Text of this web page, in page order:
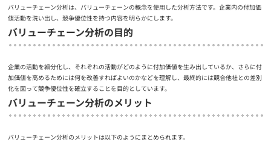
バリューチェーン分析は、バリューチェーンの概念を使用した分析方法です。企業内の付加価
値活動を洗い出し、競争優位性を持つ内容を明らかにします。
バリューチェーン分析の目的
企業の活動を細分化し、それぞれの活動がどのように付加価値を生み出しているか、さらに付
加価値を高めるためには何を改善すればよいのかなどを理解し、最終的には競合他社との差別
化を図って競争優位性を確立することを目的としています。
バリューチェーン分析のメリット
バリューチェーン分析のメリットは以下のようにまとめられます。